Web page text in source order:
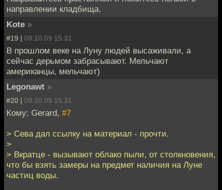
направлении кладбища.
Kote »
#19 | 09.10.09 15:31
В прошлом веке на Луну людей высаживали, а
сейчас дерьмом забрасывают. Мельчают
американцы, мельчают)
Legonawt »
#20 | 09.10.09 15:31
Кому: Gerard, #7
> Сева дал ссылку на материал - прочти.
>
> Вкратце - вызывают облако пыли, от столкновения,
что бы взять замеры на предмет наличия на Луне
частиц воды.